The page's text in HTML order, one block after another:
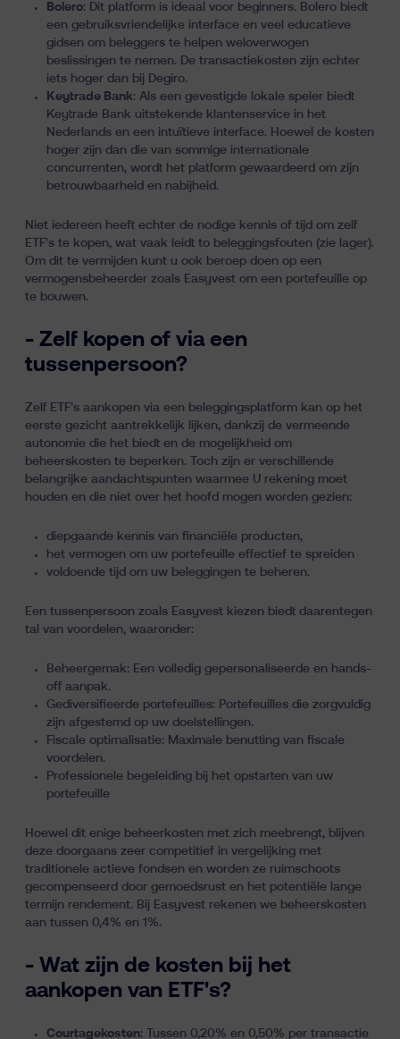
Bolero: Dit platform is ideaal voor beginners. Bolero biedt
een gebruiksvriendelijke interface en veel educatieve
gidsen om beleggers te helpen weloverwogen
beslissingen te nemen. De transactiekosten zijn echter
iets hoger dan bij Degiro.
Keytrade Bank: Als een gevestigde lokale speler biedt
Keytrade Bank uitstekende klantenservice in het
Nederlands en een intuïtieve interface. Hoewel de kosten
hoger zijn dan die van sommige internationale
concurrenten, wordt het platform gewaardeerd om zijn
betrouwbaarheid en nabijheid.
Niet iedereen heeft echter de nodige kennis of tijd om zelf
ETF's te kopen, wat vaak leidt to beleggingsfouten (zie lager).
Om dit te vermijden kunt u ook beroep doen op een
vermogensbeheerder zoals Easyvest om een portefeuille op
te bouwen.
- Zelf kopen of via een
tussenpersoon?
Zelf ETF’s aankopen via een beleggingsplatform kan op het
eerste gezicht aantrekkelijk lijken, dankzij de vermeende
autonomie die het biedt en de mogelijkheid om
beheerskosten te beperken. Toch zijn er verschillende
belangrijke aandachtspunten waarmee U rekening moet
houden en die niet over het hoofd mogen worden gezien:
diepgaande kennis van financiële producten,
het vermogen om uw portefeuille effectief te spreiden
voldoende tijd om uw beleggingen te beheren.
Een tussenpersoon zoals Easyvest kiezen biedt daarentegen
tal van voordelen, waaronder:
Beheergemak: Een volledig gepersonaliseerde en hands-
off aanpak.
Gediversifieerde portefeuilles: Portefeuilles die zorgvuldig
zijn afgestemd op uw doelstellingen.
Fiscale optimalisatie: Maximale benutting van fiscale
voordelen.
Professionele begeleiding bij het opstarten van uw
portefeuille
Hoewel dit enige beheerkosten met zich meebrengt, blijven
deze doorgaans zeer competitief in vergelijking met
traditionele actieve fondsen en worden ze ruimschoots
gecompenseerd door gemoedsrust en het potentiële lange
termijn rendement. Bij Easyvest rekenen we beheerskosten
aan tussen 0,4% en 1%.
- Wat zijn de kosten bij het
aankopen van ETF's?
Courtagekosten: Tussen 0,20% en 0,50% per transactie